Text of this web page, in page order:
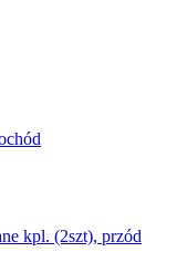
kpl. (2szt), przód